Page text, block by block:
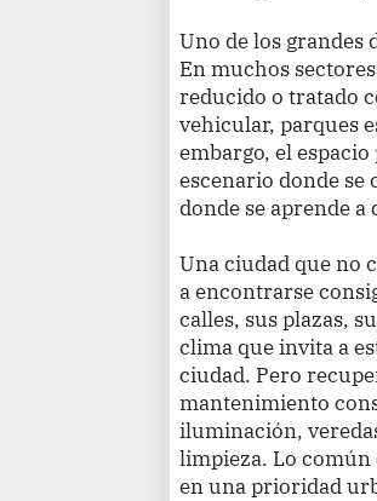
Uno de los grandes
En muchos
reducido o tratado
vehicular, parques
embargo, el
escenario donde se
donde se aprende a
Una ciudad que no
a encontrarse
calles, sus plazas,
clima que invita a
ciudad. Pero
mantenimiento
iluminación,
limpieza. Lo común
en una prioridad